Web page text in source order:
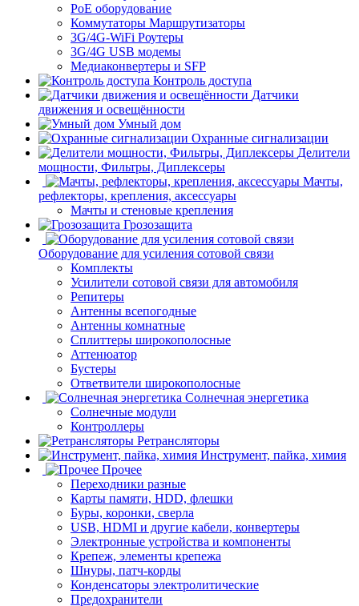
PoE оборудование
Коммутаторы Маршрутизаторы
3G/4G-WiFi Роутеры
3G/4G USB модемы
Медиаконвертеры и SFP
Контроль доступа
Датчики
движения и освещённости
Умный дом
Охранные сигнализации
Делители
мощности, Фильтры, Диплексеры
Мачты,
рефлекторы, крепления, аксессуары
Мачты и стеновые крепления
Грозозащита
Оборудование для усиления сотовой связи
Комплекты
Усилители сотовой связи для автомобиля
Репитеры
Антенны всепогодные
Антенны комнатные
Сплиттеры широкополосные
Аттенюатор
Бустеры
Ответвители широкополосные
Солнечная энергетика
Солнечные модули
Контроллеры
Ретрансляторы
Инструмент, пайка, химия
Прочее
Переходники разные
Карты памяти, HDD, флешки
Буры, коронки, сверла
USB, HDMI и другие кабели, конвертеры
Электронные устройства и компоненты
Крепеж, элементы крепежа
Шнуры, патч-корды
Конденсаторы электролитические
Предохранители